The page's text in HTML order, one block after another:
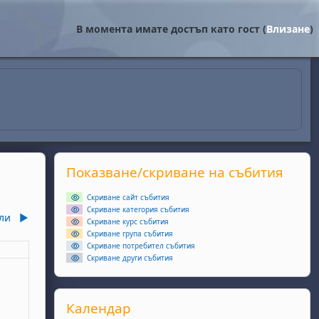
В момента имате достъп като гост (Влизане)
▶︎
6 юнинеделя, 7 юни
Supplementary blocks
Прескочи Показване/скриване на събития
Показване/скриване на събития
Скриване сайт събития
Скриване категория събития
Скриване курс събития
Скриване група събития
Скриване потребител събития
Скриване други събития
Прескочи Календар
Календар